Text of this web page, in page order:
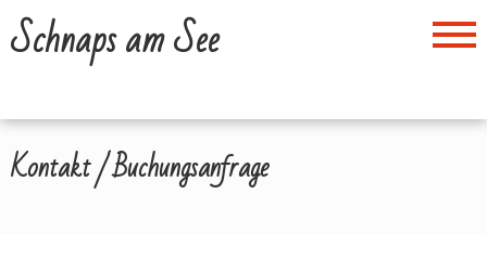
Zum
Inhalt
Schnaps am See
Kontakt / Buchungsanfrage